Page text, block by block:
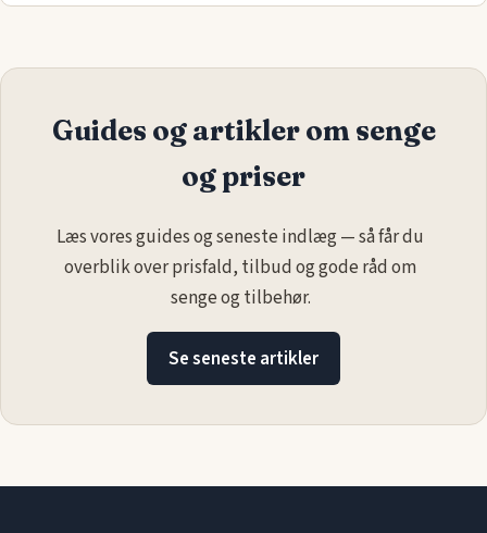
Guides og artikler om senge
og priser
Læs vores guides og seneste indlæg — så får du
overblik over prisfald, tilbud og gode råd om
senge og tilbehør.
Se seneste artikler